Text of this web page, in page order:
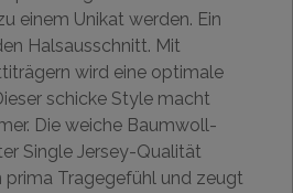
einem Unikat werden. Ein
Halsausschnitt. Mit
wird eine optimale
schicke Style macht
Die weiche Baumwoll-
Single Jersey-Qualität
prima Tragegefühl und zeugt